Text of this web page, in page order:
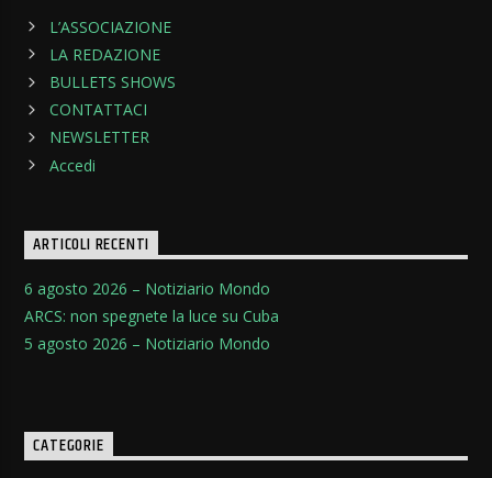
L’ASSOCIAZIONE
LA REDAZIONE
BULLETS SHOWS
CONTATTACI
NEWSLETTER
Accedi
ARTICOLI RECENTI
6 agosto 2026 – Notiziario Mondo
ARCS: non spegnete la luce su Cuba
5 agosto 2026 – Notiziario Mondo
CATEGORIE